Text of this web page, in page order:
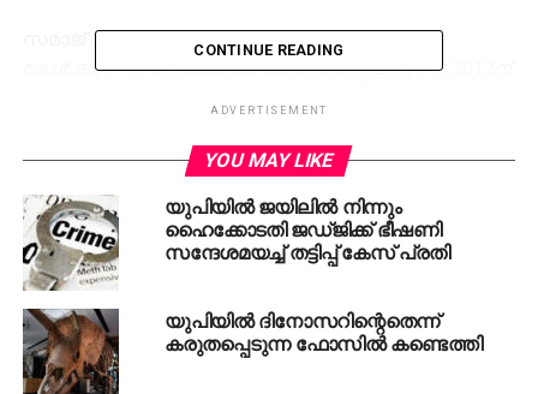
സമാജ് വാദി പാര്‍ട്ടിക്ക് അംബേദ്കര്‍ എന്ന് പേര്
കേള്‍ക്കുന്നത് ഒരുകാലത്ത് പ്രകോപിപ്പിച്ചിരുന്നു. 2012ന്
നിര്‍മിക്കുമെന്നുമായിരുന്നു പാര്‍ട്ടി പറഞ്ഞിരുന്നത്.
ഇന്ന് ഭരണഘടനയെ കുറിച്ച് സംസാരിക്കുന്ന കോണ്‍?
ഗ്രസ് ഒരു കാലത്ത് അടിയന്തരാവസ്ഥയെന്ന പേരില്‍
ലക്ഷക്കണക്കിന് മാധ്യമപ്രവര്‍ത്തകരേയും
നേതാക്കളേയും ജയിലലിടച്ചിട്ടുണ്ട്. അംബേദ്കറിനോട്
ഇപ്പോള്‍ ഇതുവരെയില്ലാത്ത സ്‌നേഹമാണ്.
അംബേദ്കര്‍ ദൈവമായിരുന്നോ എന്നും അദ്ദേഹം
കൂട്ടിച്ചേര്‍ത്തു.
CONTINUE READING
ADVERTISEMENT
YOU MAY LIKE
യുപിയില്‍ ജയിലില്‍ നിന്നും
ഹൈക്കോടതി ജഡ്ജിക്ക് ഭീഷണി
സന്ദേശമയച്ച് തട്ടിപ്പ് കേസ് പ്രതി
യുപിയില്‍ ദിനോസറിന്റെതെന്ന്
കരുതപ്പെടുന്ന ഫോസില്‍ കണ്ടെത്തി